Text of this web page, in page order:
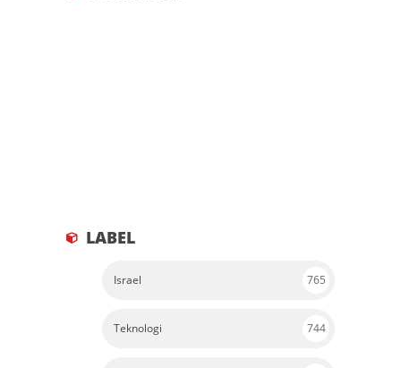
LABEL
Israel 765
Teknologi 744